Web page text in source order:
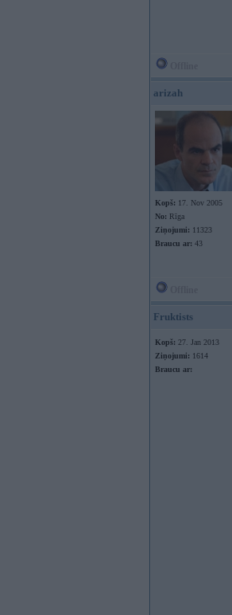
arizah
Kopš: 17. Nov 2005
No: Rīga
Ziņojumi: 11323
Braucu ar: 43
Fruktists
Kopš: 27. Jan 2013
Ziņojumi: 1614
Braucu ar: